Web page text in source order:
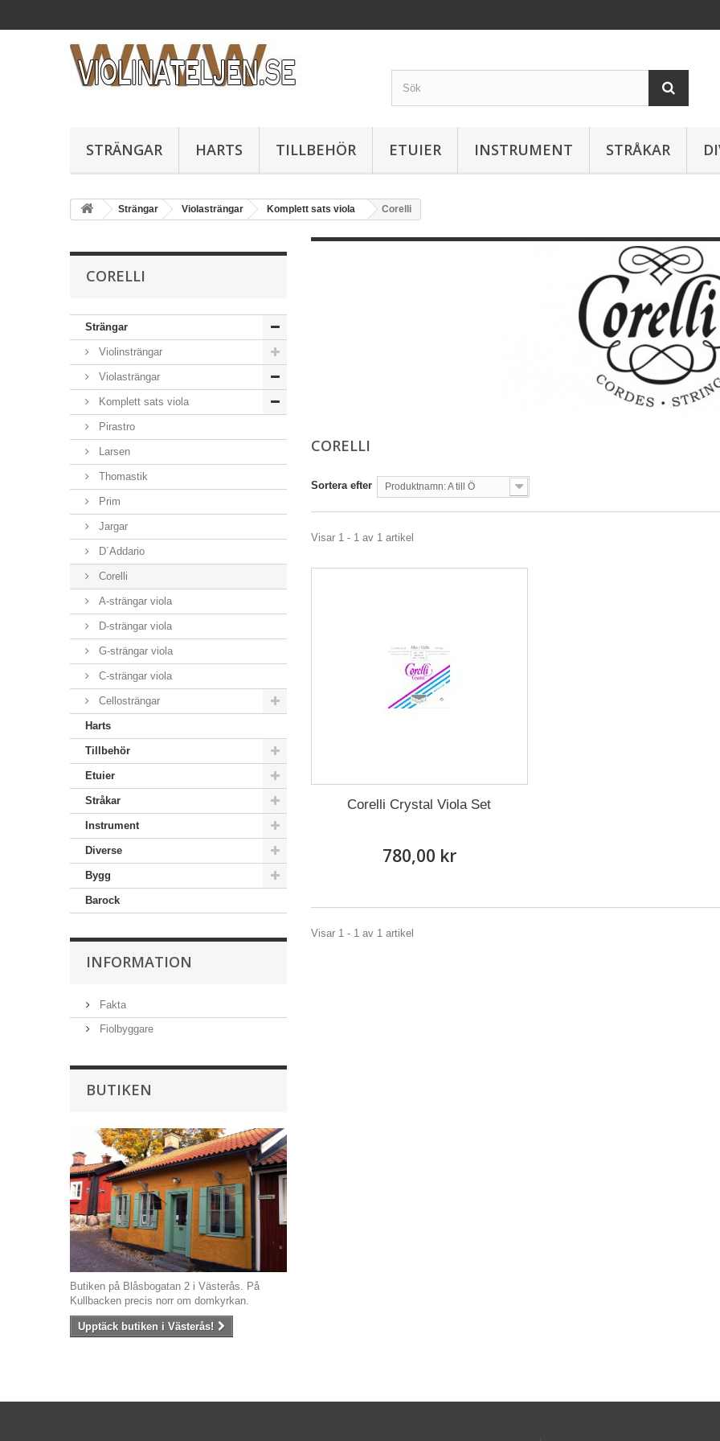
STRÄNGAR HARTS TILLBEHÖR ETUIER INSTRUMENT STRÅKAR
Strängar Violasträngar Komplett sats viola Corelli
CORELLI
Strängar
Violinsträngar
Violasträngar
Komplett sats viola
Pirastro
Larsen
Thomastik
Prim
Jargar
D´Addario
Corelli
A-strängar viola
D-strängar viola
G-strängar viola
C-strängar viola
Cellosträngar
Harts
Tillbehör
Etuier
Stråkar
Instrument
Diverse
Bygg
Barock
INFORMATION
Fakta
Fiolbyggare
BUTIKEN
Butiken på Blåsbogatan 2 i Västerås. På
Kullbacken precis norr om domkyrkan.
Upptäck butiken i Västerås!
CORELLI
Sortera efter Produktnamn: A till Ö
Visar 1 - 1 av 1 artikel
Corelli Crystal Viola Set
780,00 kr
Visar 1 - 1 av 1 artikel